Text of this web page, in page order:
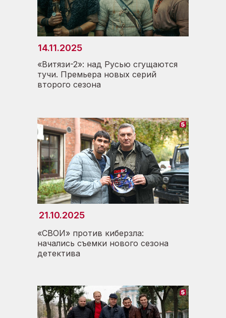
01.09.2024
21.10.2025
«СВОИ» против киберзла:
начались съемки нового сезона
детектива
14.11.2025
«Витязи-2»: над Русью сгущаются
тучи. Премьера новых серий
второго сезона